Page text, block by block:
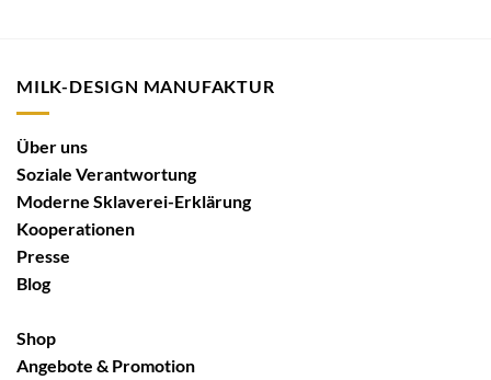
MILK-DESIGN MANUFAKTUR
Über uns
Soziale Verantwortung
Moderne Sklaverei-Erklärung
Kooperationen
Presse
Blog
Shop
Angebote & Promotion